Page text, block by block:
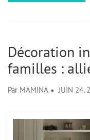
Décoration
familles :
Par MAMINA JUIN 24,